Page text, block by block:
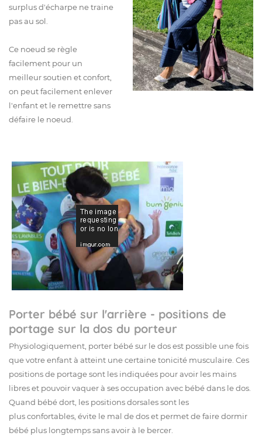
surplus d'écharpe ne traine
pas au sol.
Ce noeud se règle
facilement pour un
meilleur soutien et confort,
on peut facilement enlever
l'enfant et le remettre sans
défaire le noeud.
Porter bébé sur l'arrière - positions de
portage sur la dos du porteur
Physiologiquement, porter bébé sur le dos est possible une fois
que votre enfant à atteint une certaine tonicité musculaire. Ces
positions de portage sont les indiquées pour avoir les mains
libres et pouvoir vaquer à ses occupation avec bébé dans le dos.
Quand bébé dort, les positions dorsales sont les
plus confortables, évite le mal de dos et permet de faire dormir
bébé plus longtemps sans avoir à le bercer.